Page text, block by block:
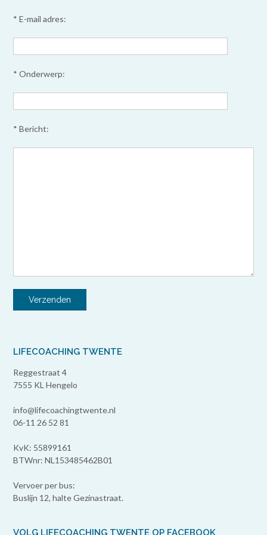
* E-mail adres:
* Onderwerp:
* Bericht:
LIFECOACHING TWENTE
Reggestraat 4
7555 KL Hengelo
info@lifecoachingtwente.nl
06-11 26 52 81
KvK: 55899161
BTWnr: NL153485462B01
Vervoer per bus:
Buslijn 12, halte Gezinastraat.
VOLG LIFECOACHING TWENTE OP FACEBOOK